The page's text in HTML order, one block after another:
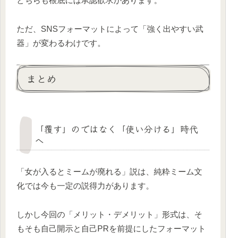
ただ、SNSフォーマットによって「強く出やすい武
器」が変わるわけです。
まとめ
「覆す」のではなく「使い分ける」時代
へ
「女が入るとミームが廃れる」説は、純粋ミーム文
化では今も一定の説得力があります。
しかし今回の「メリット・デメリット」形式は、そ
もそも自己開示と自己PRを前提にしたフォーマット